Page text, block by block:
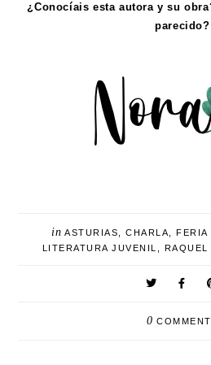
¿Conocíais esta autora y su
parecido?
in ASTURIAS, CHARLA, FERIA
LITERATURA JUVENIL ,
0